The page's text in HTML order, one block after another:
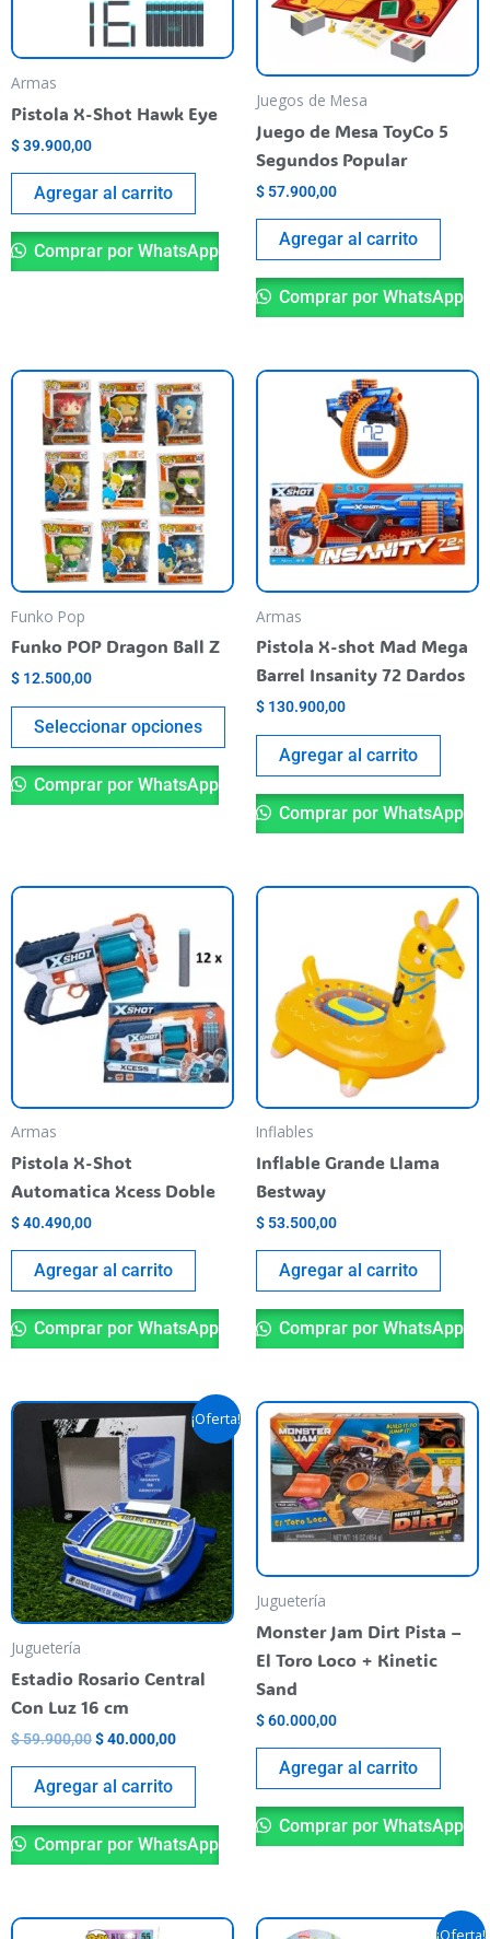
Armas
Pistola X-Shot Hawk Eye
$39.900,00
Agregar al carrito
Comprar por WhatsApp
Juegos de Mesa
Juego de Mesa ToyCo 5
Segundos Popular
$ 57.900,00
Agregar al carrito
Comprar por WhatsApp
Funko Pop
Funko POP Dragon Ball Z
$ 12.500,00
Seleccionar opciones
Este
variantes.
opciones
se
pueden
elegir
del
producto
Comprar por WhatsApp
Armas
Pistola X-shot Mad Mega
Barrel Insanity 72 Dardos
$ 130.900,00
Agregar al carrito
Comprar por WhatsApp
Armas
Pistola X-Shot
Automatica Xcess Doble
$40.490,00
Agregar al carrito
Comprar por WhatsApp
Inflables
Inflable Grande Llama
Bestway
$ 53.500,00
Agregar al carrito
Comprar por WhatsApp
¡Oferta!
Juguetería
Estadio Rosario Central
Con Luz 16 cm
$59.900,00
El
precio
original
era:
$ 59.900,00.
$40.000,00
El
precio
actual
es:
$ 40.000,00.
Agregar al carrito
Comprar por WhatsApp
Juguetería
Monster Jam Dirt Pista –
El Toro Loco + Kinetic
Sand
$60.000,00
Agregar al carrito
Comprar por WhatsApp
Este ¡Oferta!
El
El